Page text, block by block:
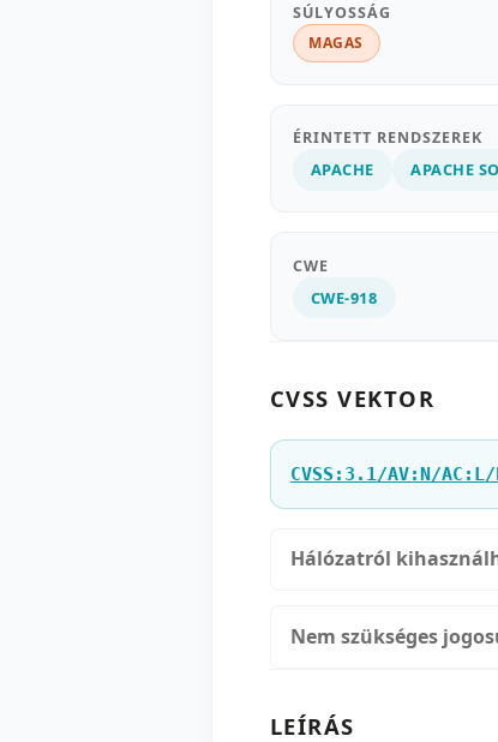
SÚLYOSSÁG
MAGAS
ÉRINTETT RENDSZEREK
APACHE APACHE
CWE
CWE-918
CVSS VEKTOR
CVSS:3.1/AV:N/
Hálózatról
Nem szükséges
LEÍRÁS